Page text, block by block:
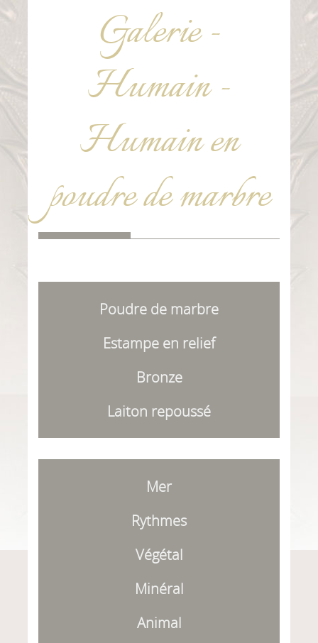
Galerie -
Humain -
Humain en
poudre de marbre
Poudre de marbre
Estampe en relief
Bronze
Laiton repoussé
Mer
Rythmes
Végétal
Minéral
Animal